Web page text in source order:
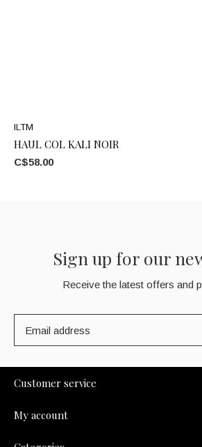
ILTM
HAUL COL KALI NOIR
C$58.00
Sign up for our
Receive the latest offers and
Customer service
My account